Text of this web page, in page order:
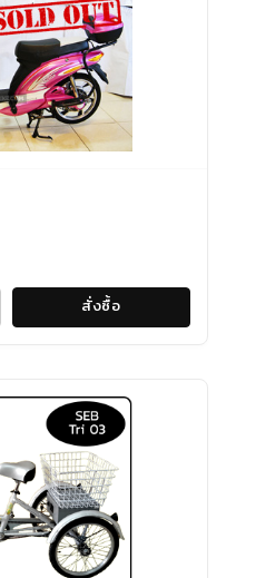
สั่งซื้อ